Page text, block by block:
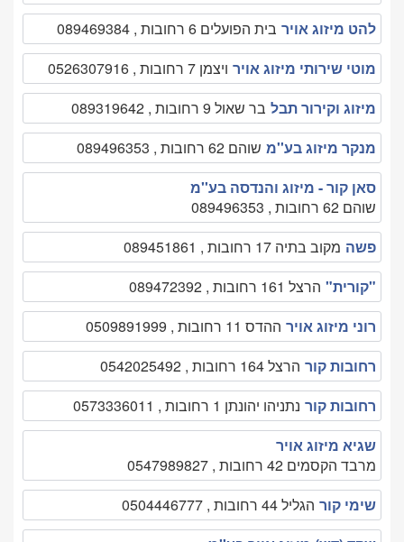
להט מיזוג אויר בית הפועלים 6 רחובות , 089469384
מוטי שירותי מיזוג אויר ויצמן 7 רחובות , 0526307916
מיזוג וקירור תבל בר שאול 9 רחובות , 089319642
מנקר מיזוג בע''מ שוהם 62 רחובות , 089496353
סאן קור - מיזוג והנדסה בע''מ
שוהם 62 רחובות , 089496353
פשה מקוב בתיה 17 רחובות , 089451861
"קורית" הרצל 161 רחובות , 089472392
רוני מיזוג אויר ההדס 11 רחובות , 0509891999
רחובות קור הרצל 164 רחובות , 0542025492
רחובות קור נתניהו יהונתן 1 רחובות , 0573336011
שגיא מיזוג אויר
מרבד הקסמים 42 רחובות , 0547989827
שימי קור הגליל 44 רחובות , 0504446777